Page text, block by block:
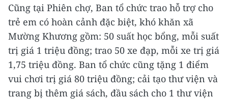
Cũng tại Phiên chợ, Ban tổ chức trao hỗ trợ cho
trẻ em có hoàn cảnh đặc biệt, khó khăn xã
Mường Khương gồm: 50 suất học bổng, mỗi suất
trị giá 1 triệu đồng; trao 50 xe đạp, mỗi xe trị giá
1,75 triệu đồng. Ban tổ chức cũng tặng 1 điểm
vui chơi trị giá 80 triệu đồng; cải tạo thư viện và
trang bị thêm giá sách, đầu sách cho 1 thư viện